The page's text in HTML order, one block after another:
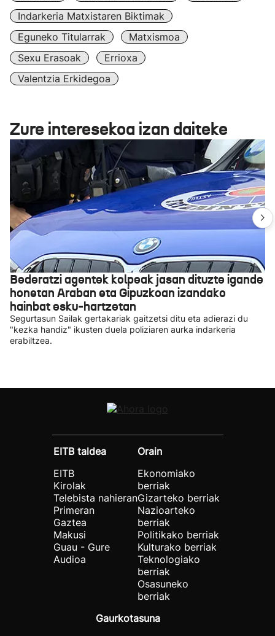
Indarkeria Matxistaren Biktimak
Eguneko Titularrak
Matxismoa
Sexu Erasoak
Errioxa
Valentzia Erkidegoa
Zure interesekoa izan daiteke
Bederatzi agentek kolpeak jasan dituzte igande
honetan Araban eta Gipuzkoan izandako
hainbat esku-hartzetan
Segurtasun Sailak gertakariak gaitzetsi ditu eta adierazi du
"kezka handiz" ikusten duela poliziaren aurka indarkeria
erabiltzea.
EITB taldea
EITB
Kirolak
Telebista nahieran
Primeran
Gaztea
Makusi
Guau - Gure
Audioa
Orain
Ekonomiako
berriak
Gizarteko berriak
Nazioarteko
berriak
Politikako berriak
Kulturako berriak
Teknologiako
berriak
Osasuneko
berriak
Gaurkotasuna